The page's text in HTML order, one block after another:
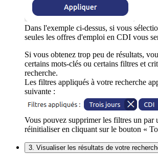
Dans l'exemple ci-dessus, si vous
seules les offres d'emploi en CDI vous
Si vous obtenez trop peu de résultats,
certains mots-clés ou certains filtres et
recherche.
Les filtres appliqués à votre recherche
suivante :
Vous pouvez supprimer les filtres un par
réinitialiser en cliquant sur le bouton «
3. Visualiser les résultats de votre